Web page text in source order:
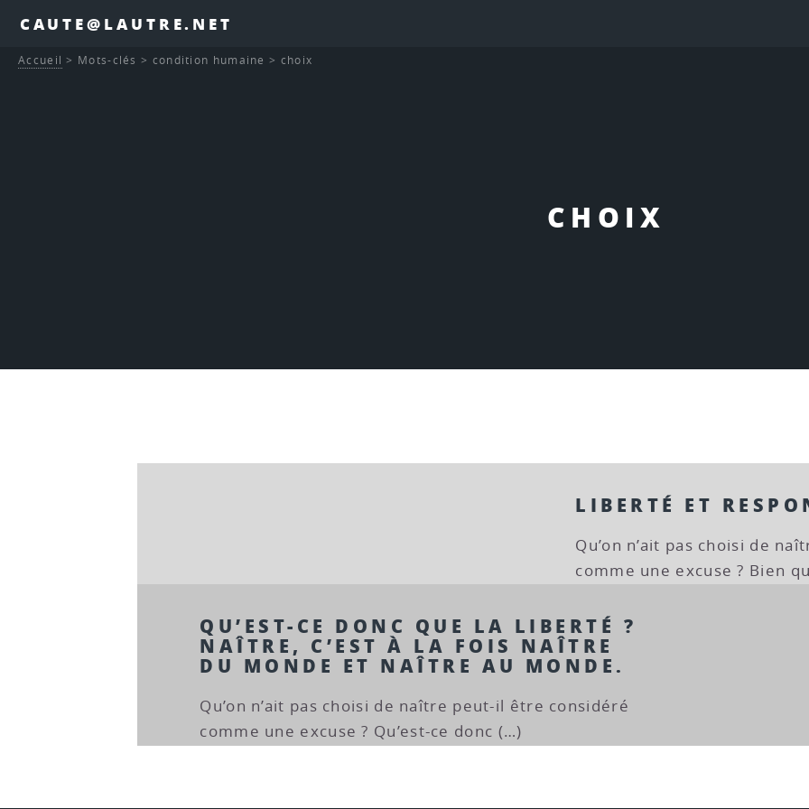
CAUTE@LAUTRE.NET
CHOIX
Accueil > Mots-clés > condition humaine > choix
LIBERTÉ ET
Qu’on n’ait pas choisi de
comme une excuse ? Bien
QU’EST-CE DONC QUE LA LIBERTÉ ?
NAÎTRE, C’EST À LA FOIS NAÎTRE
DU MONDE ET NAÎTRE AU MONDE.
Qu’on n’ait pas choisi de naître peut-il être considéré
comme une excuse ? Qu’est-ce donc (…)